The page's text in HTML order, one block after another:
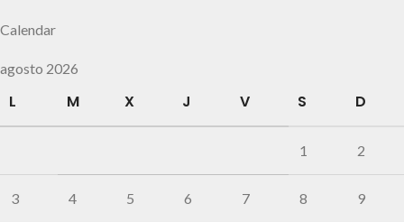
Calendar
agosto 2026
L M X J V S D
1 2
3 4 5 6 7 8 9